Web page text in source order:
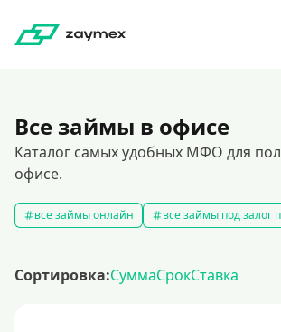
Все займы в офисе
Каталог самых удобных МФО для
офисе.
все займы онлайн все займы под залог
Сортировка:СуммаСрокСтавка